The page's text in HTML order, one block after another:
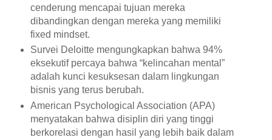
cenderung mencapai tujuan mereka
dibandingkan dengan mereka yang memiliki
fixed mindset.
Survei Deloitte mengungkapkan bahwa 94%
eksekutif percaya bahwa “kelincahan mental”
adalah kunci kesuksesan dalam lingkungan
bisnis yang terus berubah.
American Psychological Association (APA)
menyatakan bahwa disiplin diri yang tinggi
berkorelasi dengan hasil yang lebih baik dalam